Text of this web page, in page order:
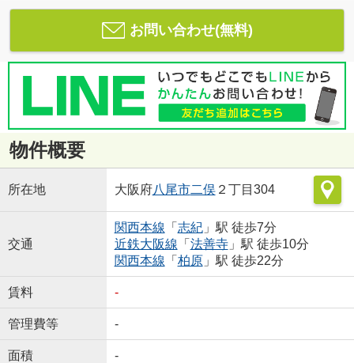
お問い合わせ(無料)
物件概要
所在地 大阪府八尾市二俣２丁目304
交通
関西本線 「 志紀」駅 徒歩7分
近鉄大阪線 「 法善寺」駅 徒歩10分
関西本線 「 柏原」駅 徒歩22分
賃料 -
管理費等 -
面積 -